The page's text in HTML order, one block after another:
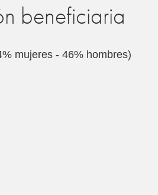
beneficiaria
mujeres - 46% hombres)